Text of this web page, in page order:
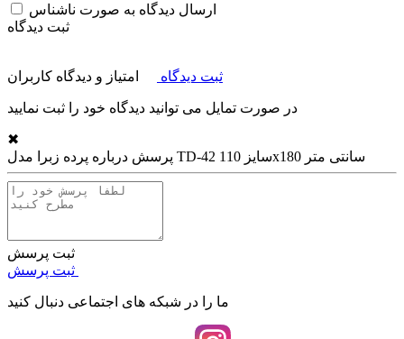
ارسال دیدگاه به صورت ناشناس
ثبت دیدگاه
ثبت دیدگاه امتیاز و دیدگاه کاربران
در صورت تمایل می توانید دیدگاه خود را ثبت نمایید
✖
پرسش درباره
پرده زبرا مدل TD-42 سایز 110x180 سانتی متر
ثبت پرسش
ما را در شبکه های اجتماعی دنبال کنید